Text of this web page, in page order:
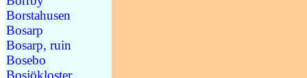
Borstahusen
Bosarp
Bosarp, ruin
Bosebo
Bosjökloster